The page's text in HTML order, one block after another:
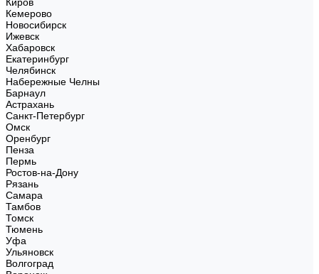
Кемерово
Новосибирск
Ижевск
Хабаровск
Екатеринбург
Челябинск
Набережные Челны
Барнаул
Астрахань
Санкт-Петербург
Омск
Оренбург
Пенза
Пермь
Ростов-на-Дону
Рязань
Самара
Тамбов
Томск
Тюмень
Уфа
Ульяновск
Волгоград